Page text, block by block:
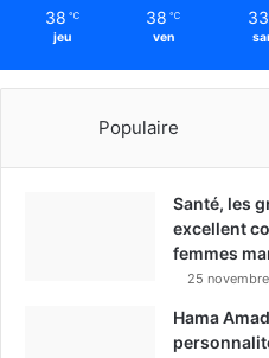
38 ℃
jeu
38 ℃
ven
33
Populaire
Santé, les
excellent
femmes
25
Hama